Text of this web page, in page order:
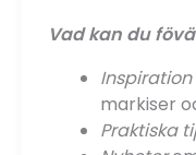
Vad kan du
markiser
Praktiska